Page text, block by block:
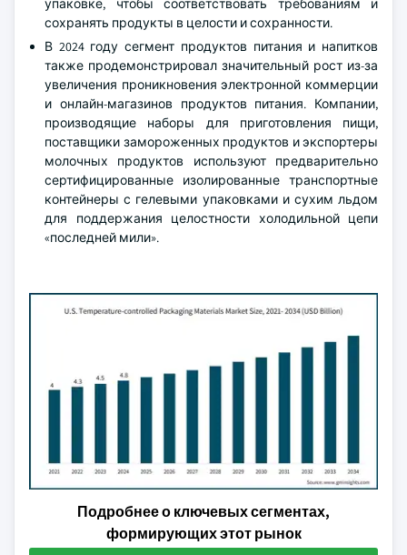
упаковке, чтобы соответствовать требованиям и
сохранять продукты в целости и сохранности.
В 2024 году сегмент продуктов питания и напитков
также продемонстрировал значительный рост из-за
увеличения проникновения электронной коммерции
и онлайн-магазинов продуктов питания. Компании,
производящие наборы для приготовления пищи,
поставщики замороженных продуктов и экспортеры
молочных продуктов используют предварительно
сертифицированные изолированные транспортные
контейнеры с гелевыми упаковками и сухим льдом
для поддержания целостности холодильной цепи
«последней мили».
Подробнее о ключевых сегментах,
формирующих этот рынок